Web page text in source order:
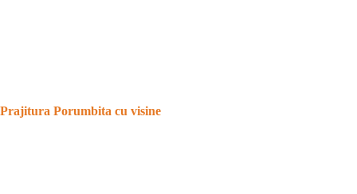
Prajitura Porumbita cu visine